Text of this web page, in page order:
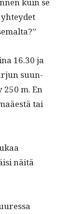
16.30 ja
suun­
m. En
tai
näitä